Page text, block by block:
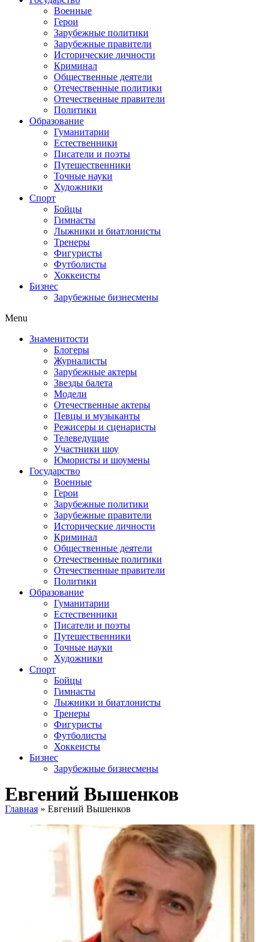
Военные
Герои
Зарубежные политики
Зарубежные правители
Исторические личности
Криминал
Общественные деятели
Отечественные политики
Отечественные правители
Политики
Образование
Гуманитарии
Естественники
Писатели и поэты
Путешественники
Точные науки
Художники
Спорт
Бойцы
Гимнасты
Лыжники и биатлонисты
Тренеры
Фигуристы
Футболисты
Хоккеисты
Бизнес
Зарубежные бизнесмены
Menu
Знаменитости
Блогеры
Журналисты
Зарубежные актеры
Звезды балета
Модели
Отечественные актеры
Певцы и музыканты
Режисеры и сценаристы
Телеведущие
Участники шоу
Юмористы и шоумены
Государство
Военные
Герои
Зарубежные политики
Зарубежные правители
Исторические личности
Криминал
Общественные деятели
Отечественные политики
Отечественные правители
Политики
Образование
Гуманитарии
Естественники
Писатели и поэты
Путешественники
Точные науки
Художники
Спорт
Бойцы
Гимнасты
Лыжники и биатлонисты
Тренеры
Фигуристы
Футболисты
Хоккеисты
Бизнес
Зарубежные бизнесмены
Евгений Вышенков
Главная » Евгений Вышенков